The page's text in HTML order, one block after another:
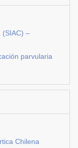
(SIAC) –
parvularia
Chilena